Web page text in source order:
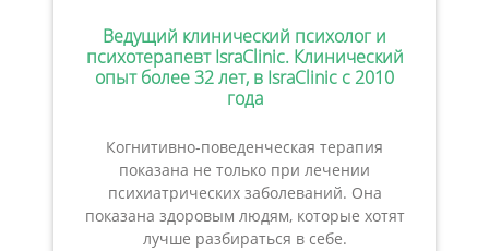
Ведущий клинический психолог и
психотерапевт IsraClinic. Клинический
опыт более 32 лет, в IsraClinic с 2010
года
Когнитивно-поведенческая терапия
показана не только при лечении
психиатрических заболеваний. Она
показана здоровым людям, которые хотят
лучше разбираться в себе.